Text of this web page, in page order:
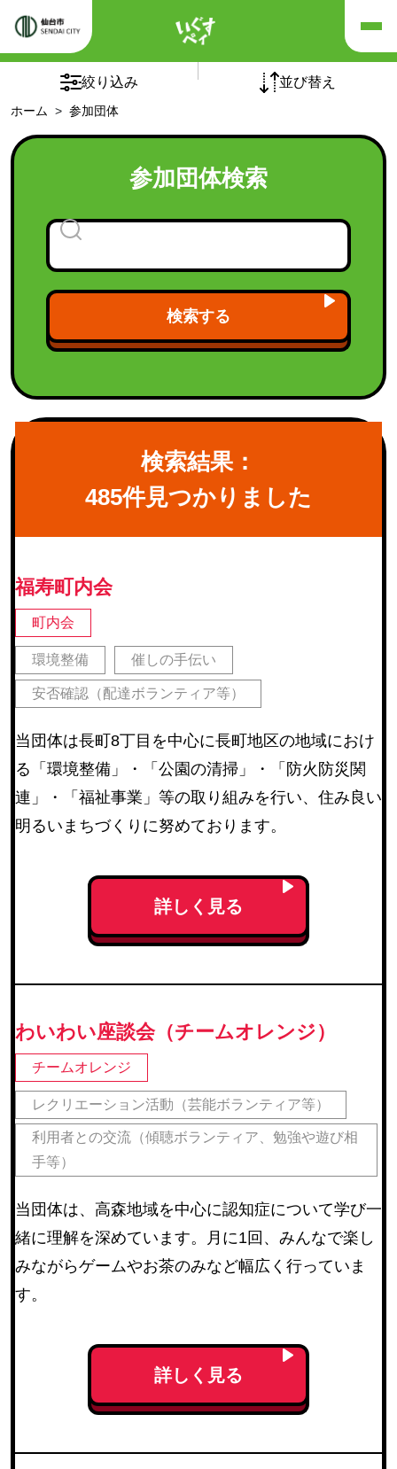
ホーム 参加団体
参加団体検索
検索する
絞り込み リセット
団体の種別
チームオレンジ(5)
フレイルサポーターチーム
認知症カフェ(94)
老人クラブ(1)
福祉団体(9)
「シニア世代向け健康づくり講座」受講後の活動継
地区社協・地区社協に登録のあるサロン
仙台市河川愛護活動団体・仙台市公園愛護協力会
教育関連施設
その他(14)
活動内容
環境整備 (254)
催しの手伝い
レクリエーション活動（芸能ボランティア等） (230)
利用者との交流（傾聴ボランティア、勉強や遊び相
安否確認（配達ボランティア等）
(162)
調理ボランティア
配膳ボランティア(19)
障害のある方の作業補助(3)
その他(173)
地区・エリア
青葉区
宮城野区(77)
若林区(49)
太白区(93)
泉区(130)
青葉区（宮城総合支所管内）
検索結果を表示
並び替え
五十音順
検索結果：
485件見つかりました
福寿町内会
町内会
環境整備 催しの手伝い
安否確認（配達ボランティア等）
当団体は長町8丁目を中心に長町地区の地域におけ
る「環境整備」・「公園の清掃」・「防火防災関
連」・「福祉事業」等の取り組みを行い、住み良い
明るいまちづくりに努めております。
詳しく見る
わいわい座談会（チームオレンジ）
チームオレンジ
レクリエーション活動（芸能ボランティア等）
利用者との交流（傾聴ボランティア、勉強や遊び相
手等）
当団体は、高森地域を中心に認知症について学び一
緒に理解を深めています。月に1回、みんなで楽し
みながらゲームやお茶のみなど幅広く行っていま
す。
詳しく見る